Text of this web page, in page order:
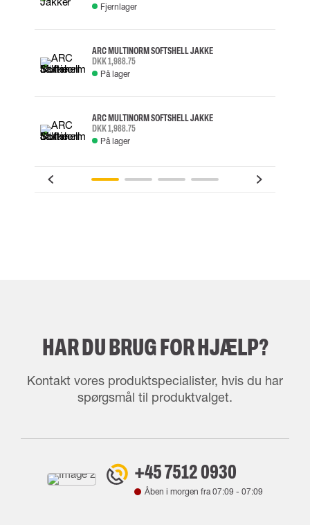
Fjernlager
ARC MULTINORM SOFTSHELL JAKKE
DKK 1,988.75
På lager
ARC MULTINORM SOFTSHELL JAKKE
DKK 1,988.75
På lager
HAR DU BRUG FOR HJÆLP?
Kontakt vores produktspecialister, hvis du har
spørgsmål til produktvalget.
+45 7512 0930
Åben i morgen fra07:09 - 07:09